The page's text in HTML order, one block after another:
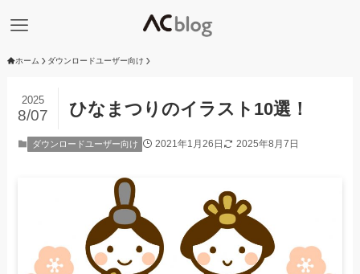
ホーム ダウンロードユーザー向け
ひなまつりのイラスト10選！
2025
8/07
ダウンロードユーザー向け 2021年1月26日 2025年8月7日